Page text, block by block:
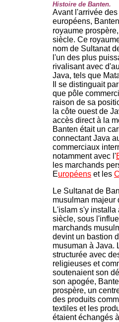
Histoire de Banten.
Avant l'arrivée
européens,
royaume
siècle. Ce
nom de Sultanat
l'un des plus
rivalisant avec
Java, tels que
Il se distinguait
que pôle
raison de sa
la côte ouest de
accès direct à la
Banten était un
connectant Java
commerciaux
notamment avec l'
les marchands
Européens et les
Le Sultanat de
musulman majeur
L'islam s'y installa
siècle, sous
marchands
devint un bastion
musuman à Java.
structurée avec
religieuses et
soutenaient son
son apogée,
prospère, un
des produits
textiles et les
étaient échangés